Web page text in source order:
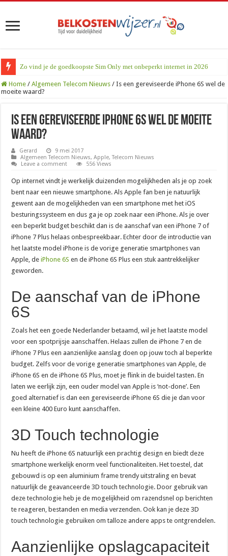
Zo vind je de goedkoopste Sim Only met onbeperkt internet in 2026
Home / Algemeen Telecom Nieuws / Is een gereviseerde iPhone 6S wel de
moeite waard?
Is een gereviseerde iPhone 6S wel de moeite
waard?
Gerard
9 mei 2017
Algemeen Telecom Nieuws,Apple,Telecom Nieuws
Leave a comment
556 Views
Op internet vindt je werkelijk duizenden mogelijkheden als je op zoek
bent naar een nieuwe smartphone. Als Apple fan ben je natuurlijk
gewent aan de mogelijkheden van een smartphone met het iOS
besturingssysteem en dus ga je op zoek naar een iPhone. Als je over
een beperkt budget beschikt dan is de aanschaf van een iPhone 7 of
iPhone 7 Plus helaas onbespreekbaar. Echter door de introductie van
het laatste model iPhone is de vorige generatie smartphones van
Apple, deiPhone 6S en de iPhone 6S Plus een stuk aantrekkelijker
geworden.
De aanschaf van de iPhone
6S
Zoals het een goede Nederlander betaamd, wil je het laatste model
voor een spotprijsje aanschaffen. Helaas zullen de iPhone 7 en de
iPhone 7 Plus een aanzienlijke aanslag doen op jouw toch al beperkte
budget. Zelfs voor de vorige generatie smartphones van Apple, de
iPhone 6S en de iPhone 6S Plus, moet je flink in de buidel tasten. En
laten we eerlijk zijn, een ouder model van Apple is ‘not-done’. Een
goed alternatief is dan een gereviseerde iPhone 6S die je dan voor
een kleine 400 Euro kunt aanschaffen.
3D Touch technologie
Nu heeft de iPhone 6S natuurlijk een prachtig design en biedt deze
smartphone werkelijk enorm veel functionaliteiten. Het toestel, dat
gebouwd is op een aluminium frame trendy uitstraling en bevat
natuurlijk de geavanceerde 3D touch technologie. Door gebruik van
deze technologie heb je de mogelijkheid om razendsnel op berichten
te reageren, bestanden en media verzenden. Ook kan je deze 3D
touch technologie gebruiken om talloze andere apps te ontgrendelen.
Aanzienlijke opslagcapaciteit